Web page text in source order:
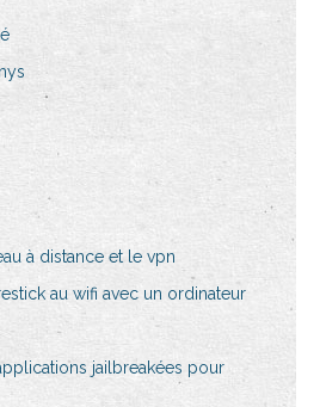
à distance et le vpn
au wifi avec un ordinateur
jailbreakées pour